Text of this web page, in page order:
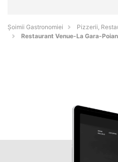
Șoimii Gastronomiei
Pizzerii,
Restaurant Venue-La Gara-